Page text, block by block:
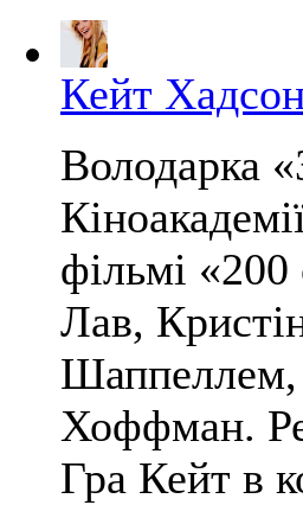
Кейт
Володарка
фільмі
Лав,
Шаппеллем,
Хоффман.
Гра Кейт в